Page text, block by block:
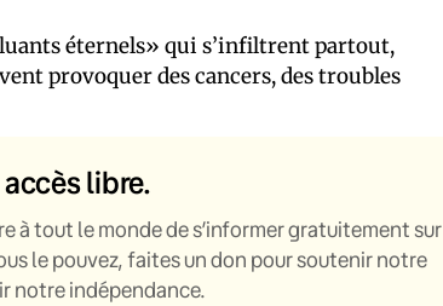
éternels» qui s’infiltrent partout,
provoquer des cancers, des troubles
libre.
à tout le monde de s’informer gratuitement sur
le pouvez, faites un don pour soutenir notre
notre indépendance.